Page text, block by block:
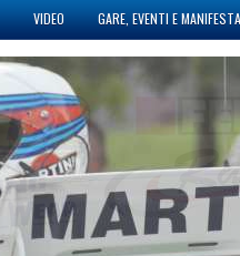
VIDEO GARE, EVENTI E